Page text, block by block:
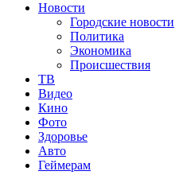
Новости
Городские новости
Политика
Экономика
Происшествия
ТВ
Видео
Кино
Фото
Здоровье
Авто
Геймерам